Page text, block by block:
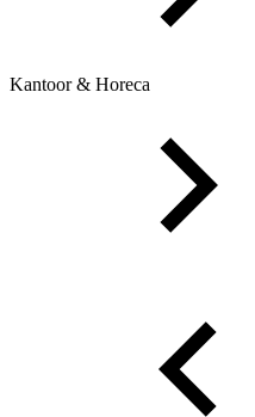
Kantoor & Horeca